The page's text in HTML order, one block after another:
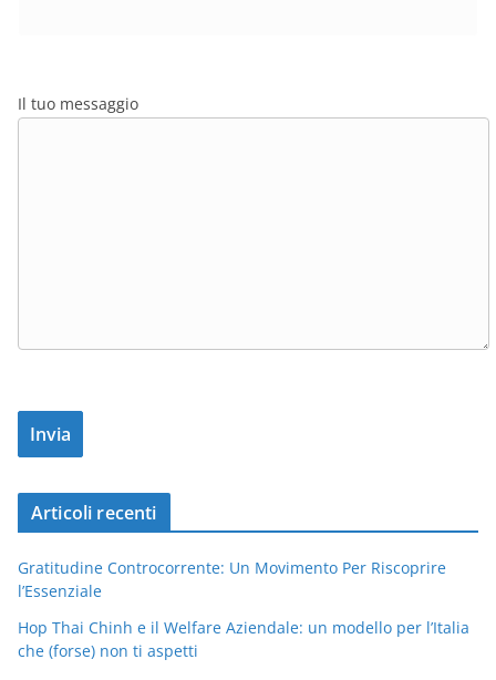
Il tuo messaggio
Articoli recenti
Gratitudine Controcorrente: Un Movimento Per Riscoprire
l’Essenziale
Hop Thai Chinh e il Welfare Aziendale: un modello per l’Italia
che (forse) non ti aspetti